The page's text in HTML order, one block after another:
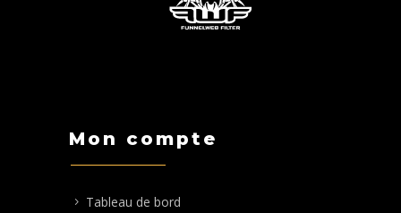
Mon compte
Tableau de bord